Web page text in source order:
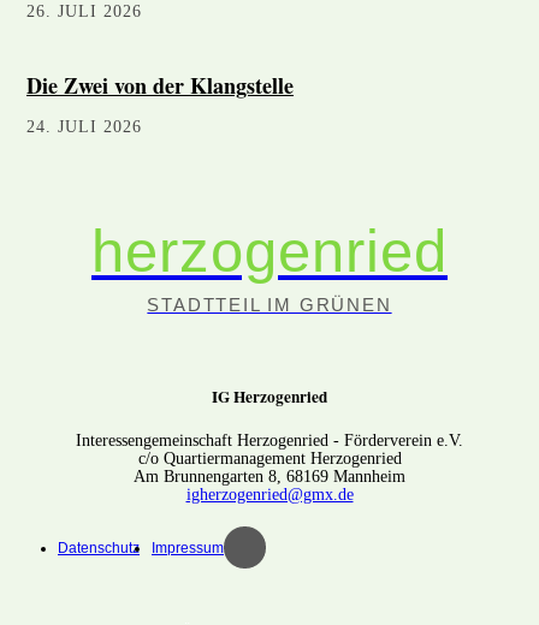
26. JULI 2026
Die Zwei von der Klangstelle
24. JULI 2026
herzogenried
STADTTEIL IM GRÜNEN
IG Herzogenried
Interessengemeinschaft Herzogenried - Förderverein e.V.
c/o Quartiermanagement Herzogenried
Am Brunnengarten 8, 68169 Mannheim
igherzogenried@gmx.de
Datenschutz Impressum